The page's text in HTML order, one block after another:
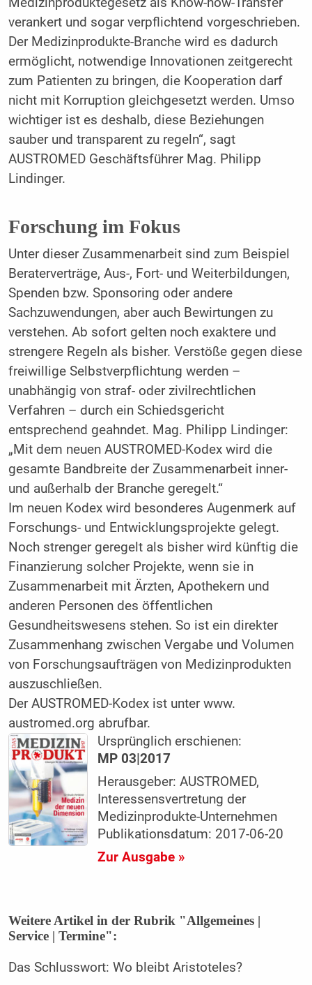
verankert und sogar verpflichtend vorgeschrieben.
Der Medizinprodukte-Branche wird es dadurch
ermöglicht, notwendige Innovationen zeitgerecht
zum Patienten zu bringen, die Kooperation darf
nicht mit Korruption gleichgesetzt werden. Umso
wichtiger ist es deshalb, diese Beziehungen
sauber und transparent zu regeln“, sagt
AUSTROMED Geschäftsführer Mag. Philipp
Lindinger.
Forschung im Fokus
Unter dieser Zusammenarbeit sind zum Beispiel
Beraterverträge, Aus-, Fort- und Weiterbildungen,
Spenden bzw. Sponsoring oder andere
Sachzuwendungen, aber auch Bewirtungen zu
verstehen. Ab sofort gelten noch exaktere und
strengere Regeln als bisher. Verstöße gegen diese
freiwillige Selbstverpflichtung werden –
unabhängig von straf- oder zivilrechtlichen
Verfahren – durch ein Schiedsgericht
entsprechend geahndet. Mag. Philipp Lindinger:
„Mit dem neuen AUSTROMED-Kodex wird die
gesamte Bandbreite der Zusammenarbeit inner-
und außerhalb der Branche geregelt.“
Im neuen Kodex wird besonderes Augenmerk auf
Forschungs- und Entwicklungsprojekte gelegt.
Noch strenger geregelt als bisher wird künftig die
Finanzierung solcher Projekte, wenn sie in
Zusammenarbeit mit Ärzten, Apothekern und
anderen Personen des öffentlichen
Gesundheitswesens stehen. So ist ein direkter
Zusammenhang zwischen Vergabe und Volumen
von Forschungsaufträgen von Medizinprodukten
auszuschließen.
Der AUSTROMED-Kodex ist unter www.
austromed.org abrufbar.
Ursprünglich erschienen:
MP 03|2017
Herausgeber: AUSTROMED,
Interessensvertretung der
Medizinprodukte-Unternehmen
Publikationsdatum: 2017-06-20
Zur Ausgabe »
Weitere Artikel in der Rubrik "Allgemeines |
Service | Termine":
Das Schlusswort: Wo bleibt Aristoteles?